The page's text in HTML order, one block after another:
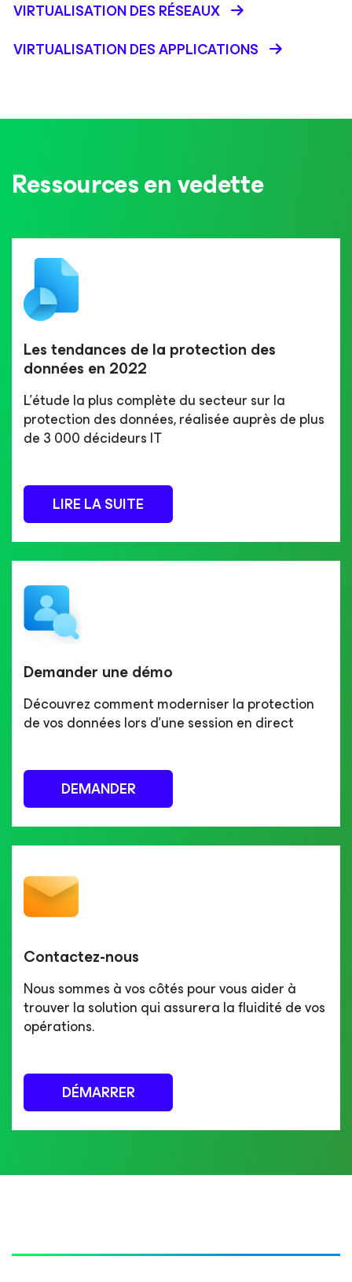
VIRTUALISATION DES RÉSEAUX
VIRTUALISATION DES APPLICATIONS
Ressources en vedette
Les tendances de la protection des
données en 2022
L'étude la plus complète du secteur sur la
protection des données, réalisée auprès de plus
de 3 000 décideurs IT
LIRE LA SUITE
Demander une démo
Découvrez comment moderniser la protection
de vos données lors d'une session en direct
DEMANDER
Contactez-nous
Nous sommes à vos côtés pour vous aider à
trouver la solution qui assurera la fluidité de vos
opérations.
DÉMARRER